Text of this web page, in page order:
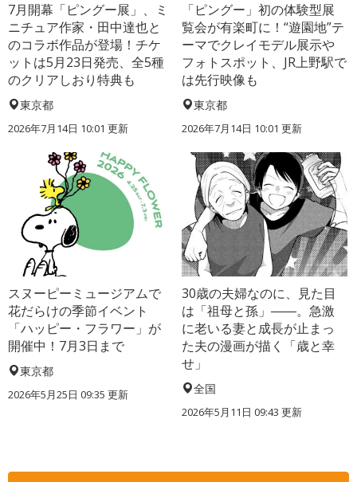
7月開幕「ピングー展」、ミ
ニチュア作家・田中達也と
のコラボ作品が登場！チケ
ットは5月23日発売、全5種
のクリアしおり特典も
東京都
2026年7月14日 10:01 更新
「ピングー」初の体験型展
覧会が有楽町に！“遊園地”テ
ーマでクレイモデル展示や
フォトスポット、JR上野駅で
は先行映像も
東京都
2026年7月14日 10:01 更新
スヌーピーミュージアムで
花だらけの季節イベント
「ハッピー・フラワー」が
開催中！7月3日まで
東京都
2026年5月25日 09:35 更新
30歳の夫婦なのに、見た目
は「祖母と孫」――。急激
に老いる妻と成長が止まっ
た夫の漫画が描く「歳と幸
せ」
全国
2026年5月11日 09:43 更新